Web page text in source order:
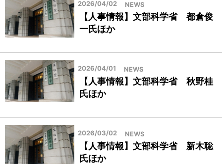
2026/04/02 NEWS
【人事情報】文部科学省 都倉俊
一氏ほか
2026/04/01 NEWS
【人事情報】文部科学省 秋野桂
氏ほか
2026/03/02 NEWS
【人事情報】文部科学省 新木聡
氏ほか